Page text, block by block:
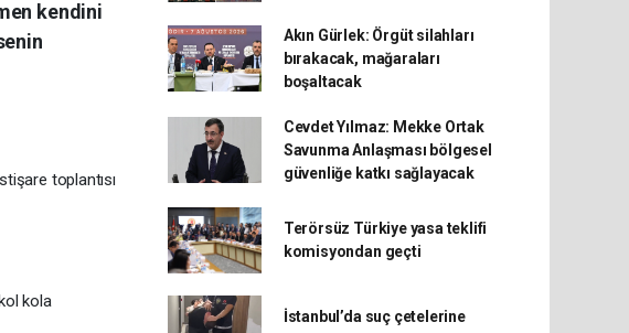
kendini
toplantısı
kola
Akın Gürlek: Örgüt silahları
bırakacak, mağaraları
boşaltacak
Cevdet Yılmaz: Mekke Ortak
Savunma Anlaşması bölgesel
güvenliğe katkı sağlayacak
Terörsüz Türkiye yasa teklifi
komisyondan geçti
İstanbul’da suç çetelerine